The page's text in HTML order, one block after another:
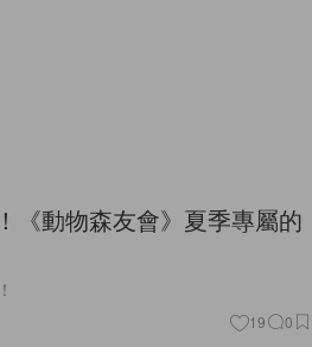
《動物森友會》夏季專屬的
19 0